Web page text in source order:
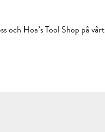
och Hoa’s Tool Shop på